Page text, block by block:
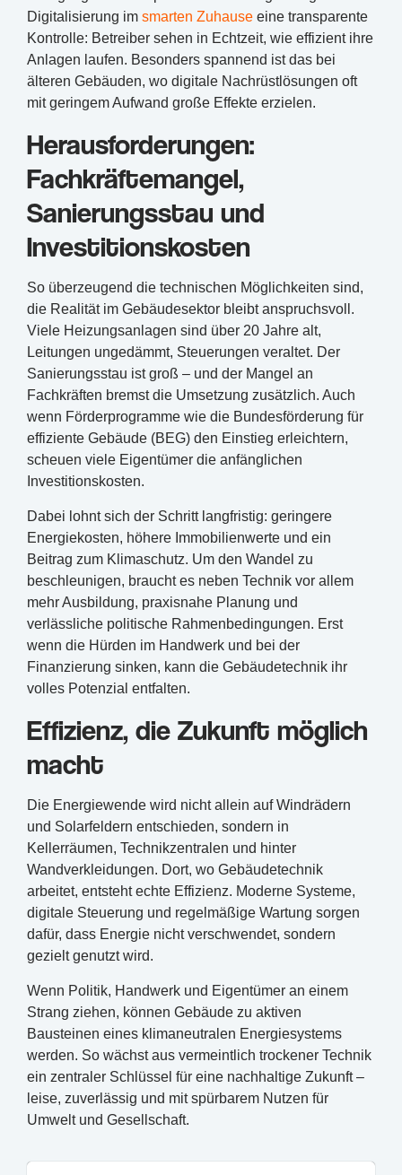
Digitalisierung im smarten Zuhause eine transparente
Kontrolle: Betreiber sehen in Echtzeit, wie effizient ihre
Anlagen laufen. Besonders spannend ist das bei
älteren Gebäuden, wo digitale Nachrüstlösungen oft
mit geringem Aufwand große Effekte erzielen.
Herausforderungen:
Fachkräftemangel,
Sanierungsstau und
Investitionskosten
So überzeugend die technischen Möglichkeiten sind,
die Realität im Gebäudesektor bleibt anspruchsvoll.
Viele Heizungsanlagen sind über 20 Jahre alt,
Leitungen ungedämmt, Steuerungen veraltet. Der
Sanierungsstau ist groß – und der Mangel an
Fachkräften bremst die Umsetzung zusätzlich. Auch
wenn Förderprogramme wie die Bundesförderung für
effiziente Gebäude (BEG) den Einstieg erleichtern,
scheuen viele Eigentümer die anfänglichen
Investitionskosten.
Dabei lohnt sich der Schritt langfristig: geringere
Energiekosten, höhere Immobilienwerte und ein
Beitrag zum Klimaschutz. Um den Wandel zu
beschleunigen, braucht es neben Technik vor allem
mehr Ausbildung, praxisnahe Planung und
verlässliche politische Rahmenbedingungen. Erst
wenn die Hürden im Handwerk und bei der
Finanzierung sinken, kann die Gebäudetechnik ihr
volles Potenzial entfalten.
Effizienz, die Zukunft möglich
macht
Die Energiewende wird nicht allein auf Windrädern
und Solarfeldern entschieden, sondern in
Kellerräumen, Technikzentralen und hinter
Wandverkleidungen. Dort, wo Gebäudetechnik
arbeitet, entsteht echte Effizienz. Moderne Systeme,
digitale Steuerung und regelmäßige Wartung sorgen
dafür, dass Energie nicht verschwendet, sondern
gezielt genutzt wird.
Wenn Politik, Handwerk und Eigentümer an einem
Strang ziehen, können Gebäude zu aktiven
Bausteinen eines klimaneutralen Energiesystems
werden. So wächst aus vermeintlich trockener Technik
ein zentraler Schlüssel für eine nachhaltige Zukunft –
leise, zuverlässig und mit spürbarem Nutzen für
Umwelt und Gesellschaft.